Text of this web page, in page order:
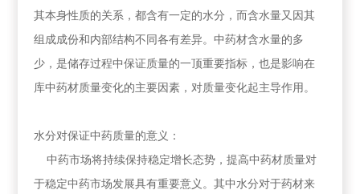
其本身性质的关系，都含有一定的水分，而含水量又因其
组成成份和内部结构不同各有差异。中药材含水量的多
少，是储存过程中保证质量的一顶重要指标，也是影响在
库中药材质量变化的主要因素，对质量变化起主导作用。
水分对保证中药质量的意义：
中药市场将持续保持稳定增长态势，提高中药材质量对
于稳定中药市场发展具有重要意义。其中水分对于药材来